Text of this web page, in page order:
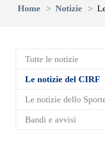
Home
Notizie
Tutte le notizie
Le notizie del CIRF
Le notizie dello
Bandi e avvisi